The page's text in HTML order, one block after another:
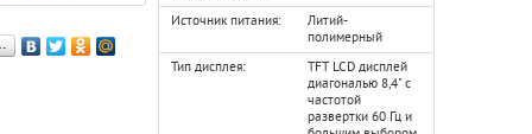
Источник питания:
Литий-
полимерный
Тип дисплея:
TFT LCD дисплей
диагональю 8,4" с
частотой
развертки 60 Гц и